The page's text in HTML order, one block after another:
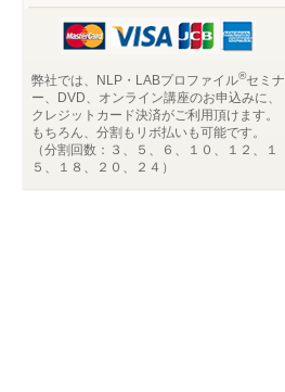
弊社では、NLP・LABプロファイル®セミナ
ー、DVD、オンライン講座のお申込みに、
クレジットカード決済がご利用頂けます。
もちろん、分割もリボ払いも可能です。
（分割回数：３、５、６、１０、１２、１
５、１８、２０、２４）